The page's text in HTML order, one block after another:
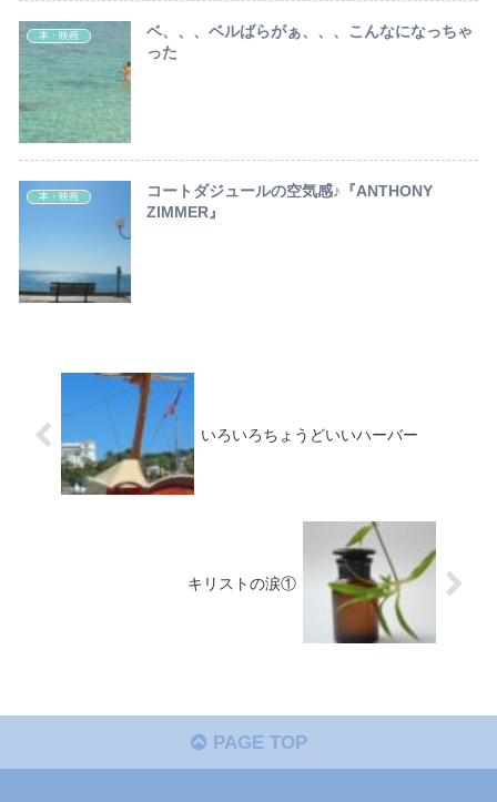
本・映画
ベ、、、ベルばらがぁ、、、こんなになっちゃ
った
本・映画
コートダジュールの空気感♪『ANTHONY
ZIMMER』
いろいろちょうどいいハーバー
キリストの涙①
PAGE TOP